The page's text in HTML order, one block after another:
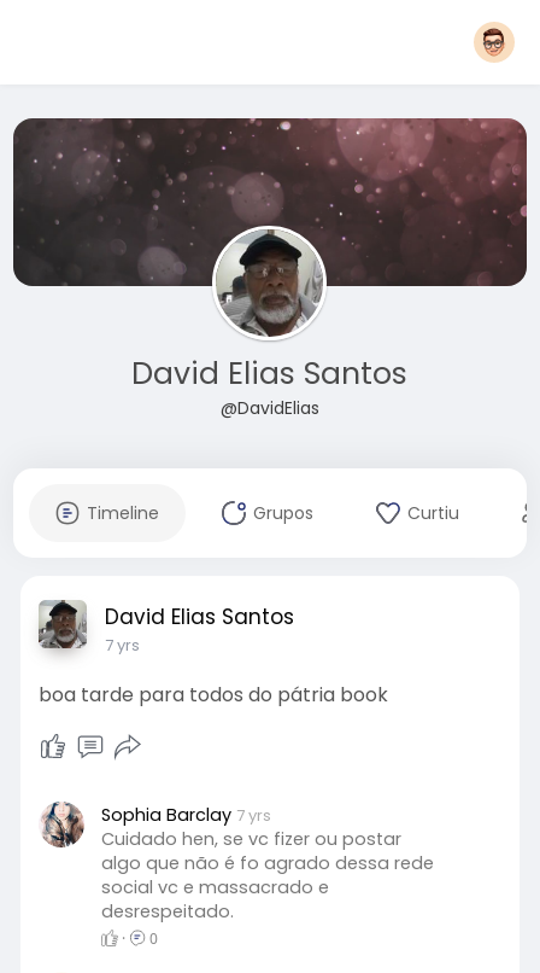
David Elias Santos
@DavidElias
Timeline Grupos Curtiu
David Elias Santos
7 yrs
boa tarde para todos do pátria book
Sophia Barclay 7 yrs
Cuidado hen, se vc fizer ou postar
algo que não é fo agrado dessa rede
social vc e massacrado e
desrespeitado.
· 0